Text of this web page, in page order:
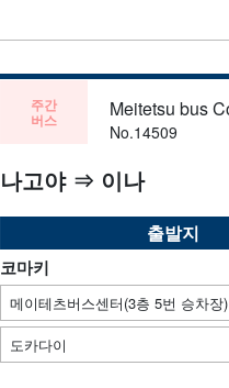
주간
버스 Meitetsu bus
No.14509
나고야 ⇒ 이나
출발지
코마키
메이테츠버스센터(3층 5번 승차장)
도카다이